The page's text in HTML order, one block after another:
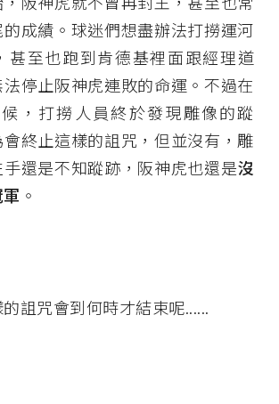
成績。球迷們想盡辦法打撈運河
甚至也跑到肯德基裡面跟經理道
停止阪神虎連敗的命運。不過在
，打撈人員終於發現雕像的蹤
終止這樣的詛咒，但並沒有，雕
還是不知蹤跡，阪神虎也還是沒
。
詛咒會到何時才結束呢......